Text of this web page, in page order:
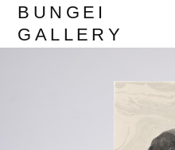
BUNGEI
GALLERY